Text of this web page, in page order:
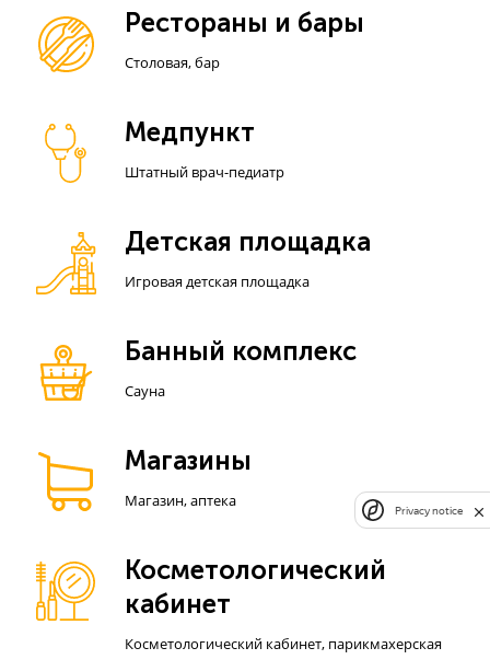
Рестораны и бары
Столовая, бар
Медпункт
Штатный врач-педиатр
Детская площадка
Игровая детская площадка
Банный комплекс
Сауна
Магазины
Магазин, аптека
Косметологический
кабинет
Косметологический кабинет, парикмахерская
Privacy notice